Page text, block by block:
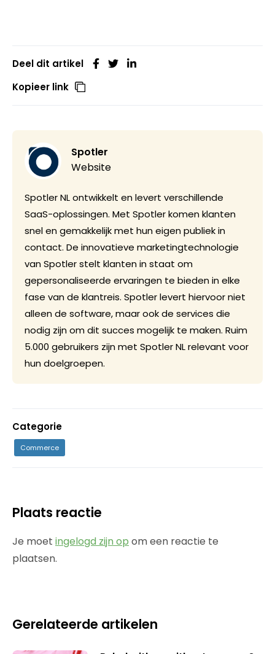
Deel dit artikel
Kopieer link
Spotler
Website
Spotler NL ontwikkelt en levert verschillende
SaaS-oplossingen. Met Spotler komen klanten
snel en gemakkelijk met hun eigen publiek in
contact. De innovatieve marketingtechnologie
van Spotler stelt klanten in staat om
gepersonaliseerde ervaringen te bieden in elke
fase van de klantreis. Spotler levert hiervoor niet
alleen de software, maar ook de services die
nodig zijn om dit succes mogelijk te maken. Ruim
5.000 gebruikers zijn met Spotler NL relevant voor
hun doelgroepen.
Categorie
Commerce
Plaats reactie
Je moet ingelogd zijn op om een reactie te
plaatsen.
Gerelateerde artikelen